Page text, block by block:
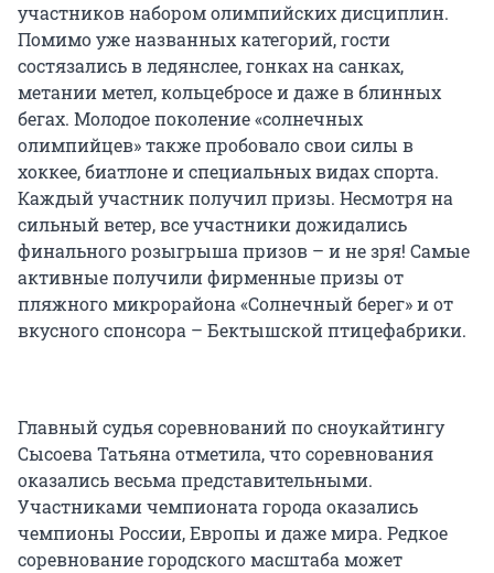
участников набором олимпийских дисциплин.
Помимо уже названных категорий, гости
состязались в ледянслее, гонках на санках,
метании метел, кольцебросе и даже в блинных
бегах. Молодое поколение «солнечных
олимпийцев» также пробовало свои силы в
хоккее, биатлоне и специальных видах спорта.
Каждый участник получил призы. Несмотря на
сильный ветер, все участники дожидались
финального розыгрыша призов – и не зря! Самые
активные получили фирменные призы от
пляжного микрорайона «Солнечный берег» и от
вкусного спонсора – Бектышской птицефабрики.
Главный судья соревнований по сноукайтингу
Сысоева Татьяна отметила, что соревнования
оказались весьма представительными.
Участниками чемпионата города оказались
чемпионы России, Европы и даже мира. Редкое
соревнование городского масштаба может